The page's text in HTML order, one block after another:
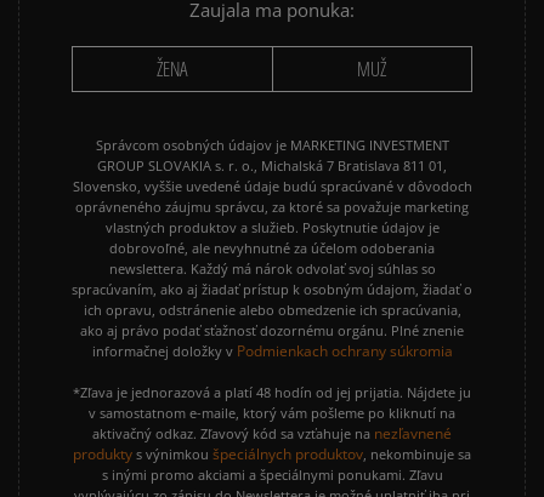
Zaujala ma ponuka:
ŽENA MUŽ
Správcom osobných údajov je MARKETING INVESTMENT
GROUP SLOVAKIA s. r. o., Michalská 7 Bratislava 811 01,
Slovensko, vyššie uvedené údaje budú spracúvané v dôvodoch
oprávneného záujmu správcu, za ktoré sa považuje marketing
vlastných produktov a služieb. Poskytnutie údajov je
dobrovoľné, ale nevyhnutné za účelom odoberania
newslettera. Každý má nárok odvolať svoj súhlas so
spracúvaním, ako aj žiadať prístup k osobným údajom, žiadať o
ich opravu, odstránenie alebo obmedzenie ich spracúvania,
ako aj právo podať sťažnosť dozornému orgánu. Plné znenie
informačnej doložky v Podmienkach ochrany súkromia
*Zľava je jednorazová a platí 48 hodín od jej prijatia. Nájdete ju
v samostatnom e-maile, ktorý vám pošleme po kliknutí na
aktivačný odkaz. Zľavový kód sa vzťahuje na nezľavnené
produkty s výnimkou špeciálnych produktov, nekombinuje sa
s inými promo akciami a špeciálnymi ponukami. Zľavu